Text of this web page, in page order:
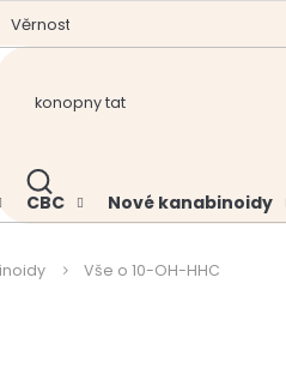
Věrnostní program
HLEDAT
CBC Nové kanabinoidy
Vše o 10-OH-HHC